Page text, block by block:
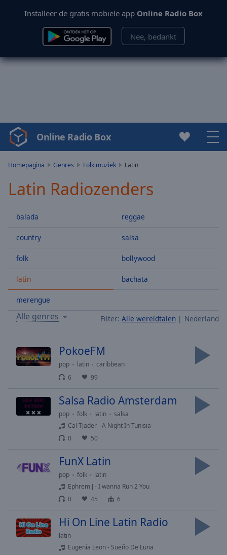
Installeer de gratis mobiele app Online Radio Box
Nee, bedankt
Video
Player
Play
Video
Skip
Skip
Mute
Time0:00
Duration-:-
Loaded
0.00%
TypeLIVE
Seek to
live,
Remaining
Rate
Descriptions
descriptions
Online Radio Box
Homepagina Genres Folk muziek Latin
Latin Radiozenders
balada
country
folk
latin
merengue
reggae
salsa
bollywood
bachata
Filter: Alle wereldtalen Nederland
Alle genres
PokoeFM
pop latin
caribbean
6
99
Salsa Radio Amsterdam
pop folk latin
salsa
Cal Tjader - A Night In Tunisia
0
50
FunX Latin
pop folk
latin
Ephrem J - I wanna Run 2 You
0
45 6
Hi On Line Latin Radio
latin
Eugenia Leon - Sueño De Luna